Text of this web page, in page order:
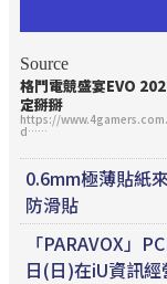
Source
格鬥電競盛宴EVO
定掰掰
https://
d……
0.6mm極薄貼紙
防滑貼
「PARAVOX」
日(日)在iU資訊經